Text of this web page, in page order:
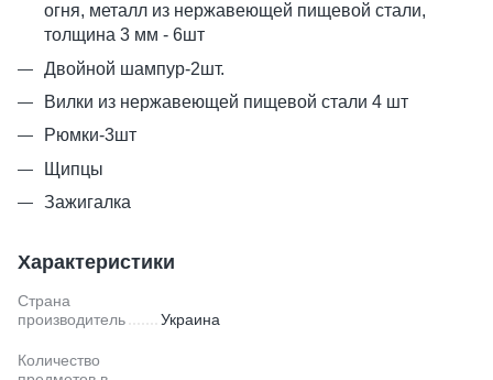
огня, металл из нержавеющей пищевой стали,
толщина 3 мм - 6шт
Двойной шампур-2шт.
Вилки из нержавеющей пищевой стали 4 шт
Рюмки-3шт
Щипцы
Зажигалка
Характеристики
Страна
производитель
Украина
Количество